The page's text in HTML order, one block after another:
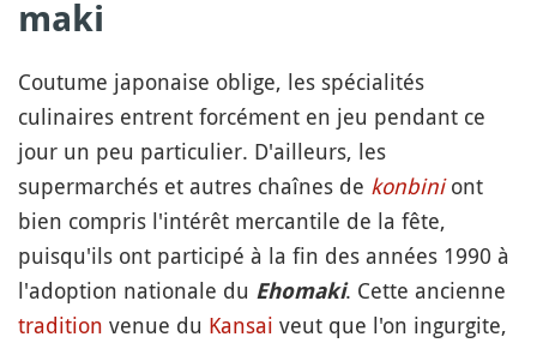
maki
Coutume japonaise oblige, les spécialités
culinaires entrent forcément en jeu pendant ce
jour un peu particulier. D'ailleurs, les
supermarchés et autres chaînes de konbiniont
bien compris l'intérêt mercantile de la fête,
puisqu'ils ont participé à la fin des années 1990 à
l'adoption nationale du Ehomaki. Cette ancienne
tradition venue du Kansai veut que l'on ingurgite,